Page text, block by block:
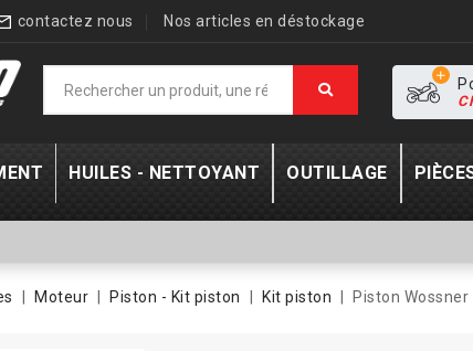
contactez nous Nos articles en déstockage
HUILES - NETTOYANT OUTILLAGE
Moteur Piston - Kit piston Kit piston Piston